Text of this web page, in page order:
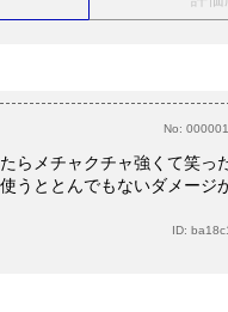
No: 000001
らメチャクチャ強くて笑った
うととんでもないダメージ
ID: